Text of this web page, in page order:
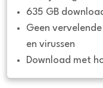
635 GB
Geen
en virussen
Download met